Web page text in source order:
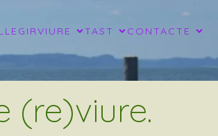
VIURE TAST CONTACTE
(re)viure.